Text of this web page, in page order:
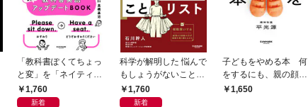
「教科書ぽくてちょっ
と変」を「ネイティヴ
みたいでなんかいい」
に変える教科書英語ア
1,760
新着
科学が解明した 悩んで
もしょうがないことリ
スト1,760
新着
子どもをやめる本 何
をするにも、親の顔が
浮かぶ
1,650